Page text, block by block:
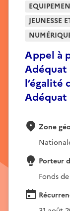
Appel à
Adéquat
l’égalité
Adéquat
JEUNESSE
Zone
Porteur
Fonds